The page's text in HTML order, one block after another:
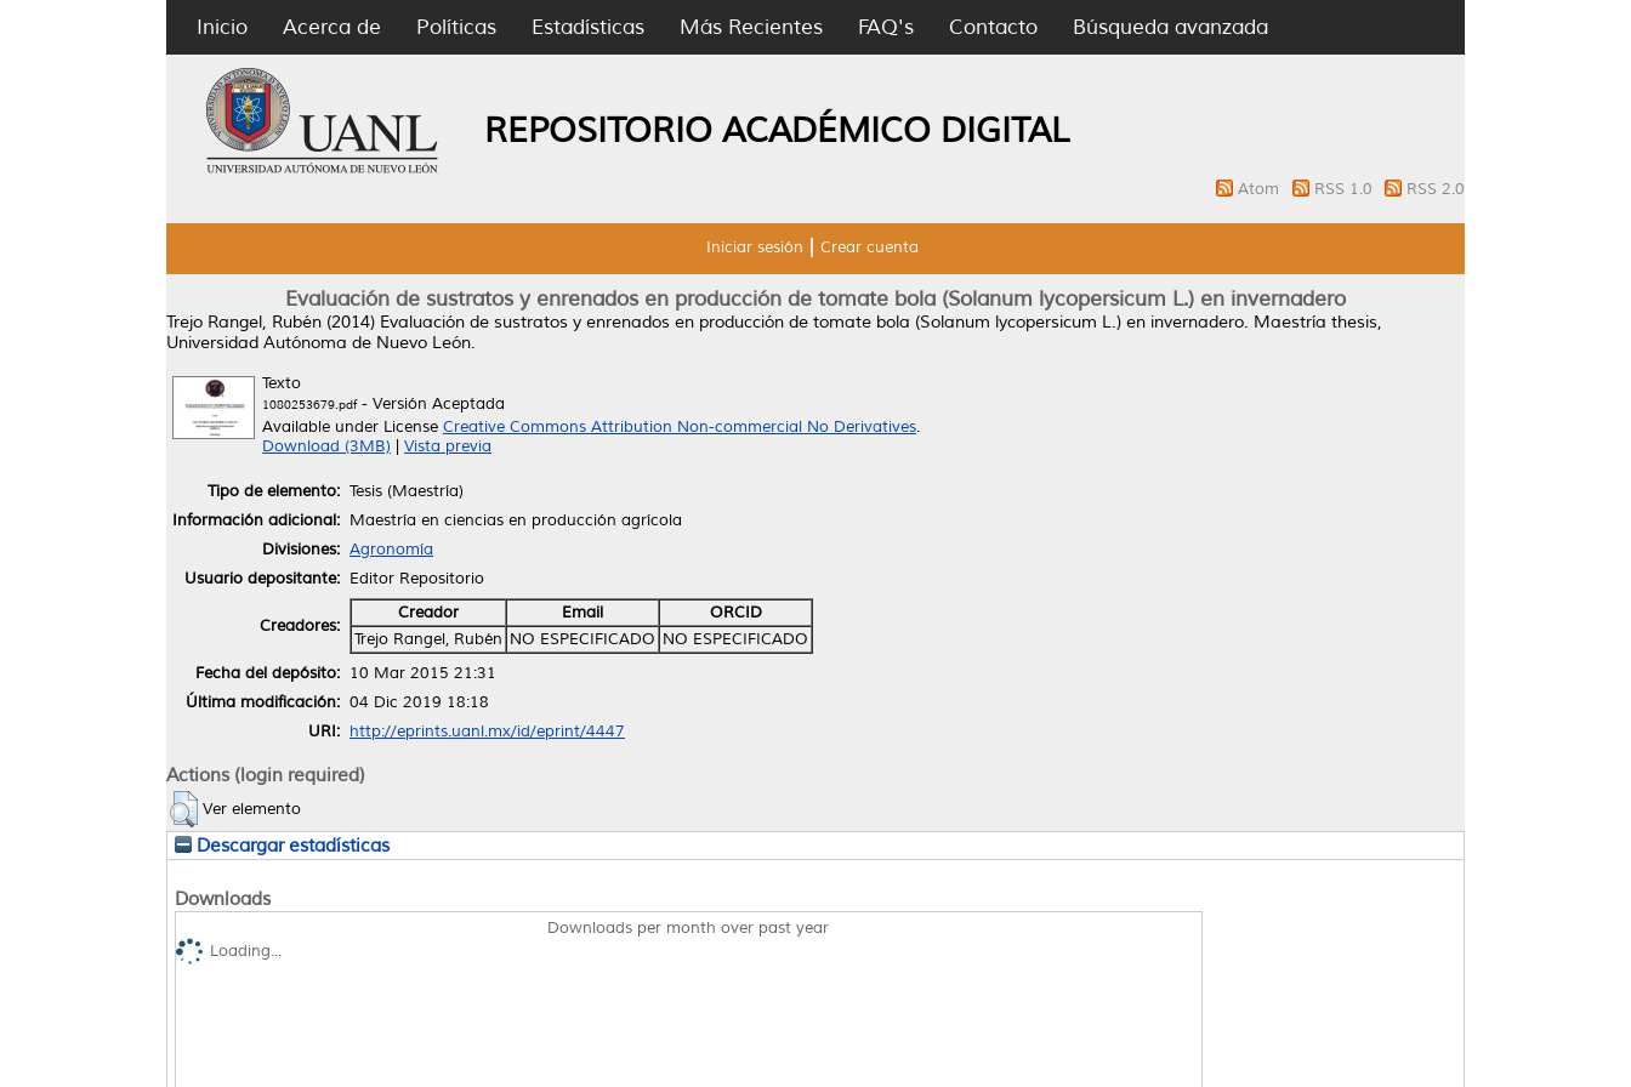
Inicio Acerca de Políticas Estadísticas Más Recientes FAQ's Contacto Búsqueda avanzada
REPOSITORIO ACADÉMICO DIGITAL
Atom RSS 1.0 RSS 2.0
Iniciar sesión Crear cuenta
Evaluación de sustratos y enrenados en producción de tomate bola (Solanum lycopersicum L.) en invernadero
Trejo Rangel, Rubén (2014) Evaluación de sustratos y enrenados en producción de tomate bola (Solanum lycopersicum L.) en invernadero. Maestría thesis,
Universidad Autónoma de Nuevo León.
Texto
1080253679.pdf- Versión Aceptada
Available under License Creative Commons Attribution Non-commercial No Derivatives.
Download (3MB)
Vista previa
Tipo de elemento: Tesis (Maestría)
Información adicional: Maestría en ciencias en producción agrícola
Divisiones: Agronomía
Usuario depositante: Editor Repositorio
Creadores:
Creador Email
ORCID
Trejo Rangel, Rubén NO ESPECIFICADO NO ESPECIFICADO
Fecha del depósito: 10 Mar 2015 21:31
Última modificación: 04 Dic 2019 18:18
URI: http://eprints.uanl.mx/id/eprint/4447
Actions (login required)
Ver elemento
Descargar estadísticas
Downloads
Downloads per month over past year
Loading...